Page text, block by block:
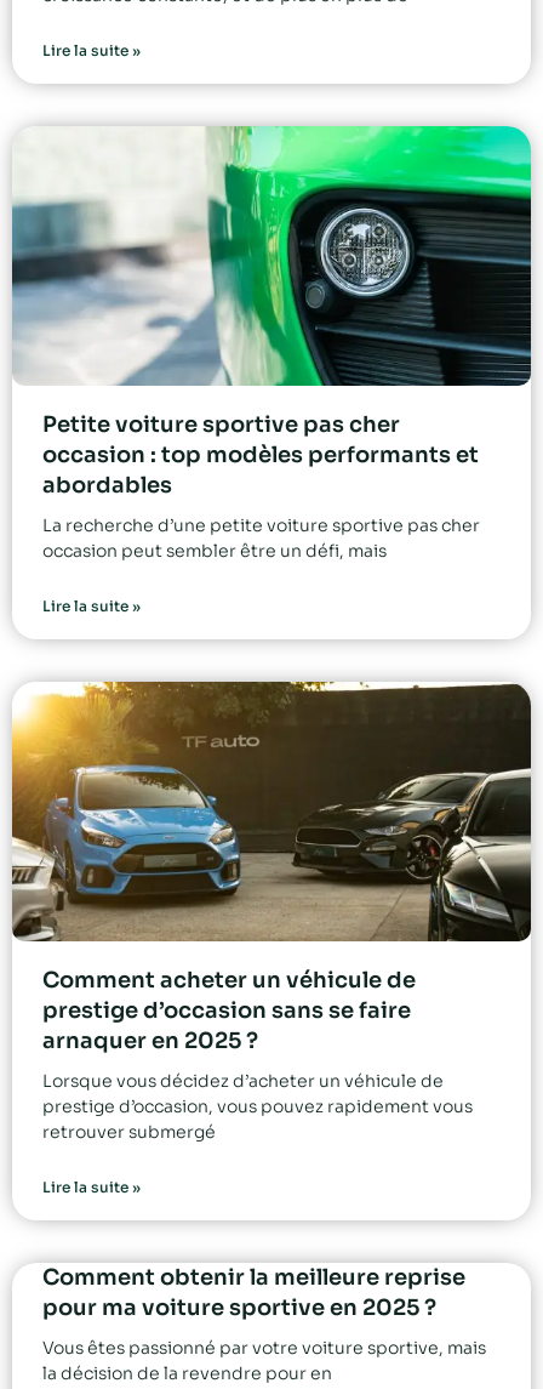
Lire la suite »
Petite voiture sportive pas cher
occasion : top modèles performants et
abordables
La recherche d’une petite voiture sportive pas cher
occasion peut sembler être un défi, mais
Lire la suite »
Comment acheter un véhicule de
prestige d’occasion sans se faire
arnaquer en 2025 ?
Lorsque vous décidez d’acheter un véhicule de
prestige d’occasion, vous pouvez rapidement vous
retrouver submergé
Lire la suite »
Comment obtenir la meilleure reprise
pour ma voiture sportive en 2025 ?
Vous êtes passionné par votre voiture sportive, mais
la décision de la revendre pour en